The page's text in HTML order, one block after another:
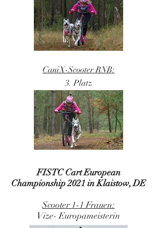
CaniX-Scooter RNB:
3. Platz
FISTC Cart European
Championship 2021 in Klaistow, DE
Scooter 1-1 Frauen:
Vize- Europameisterin